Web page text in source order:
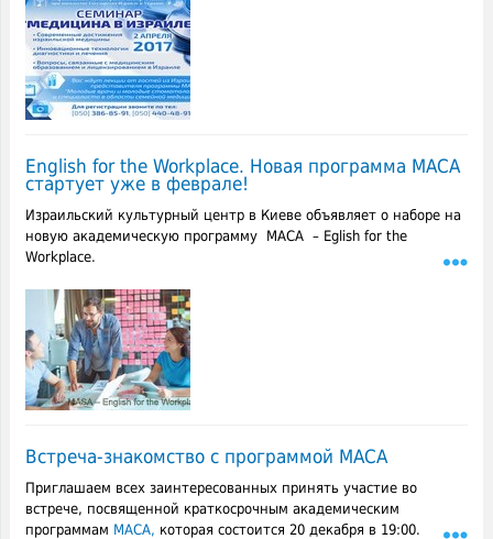
English for the Workplace. Новая программа МАСА
стартует уже в феврале!
Израильский культурный центр в Киеве объявляет о наборе на
новую академическую программу МАСА – Eglish for the
Workplace.
Встреча-знакомство с программой МАСА
Приглашаем всех заинтересованных принять участие во
встрече, посвященной краткосрочным академическим
программам МАСА, которая состоится 20 декабря в 19:00.